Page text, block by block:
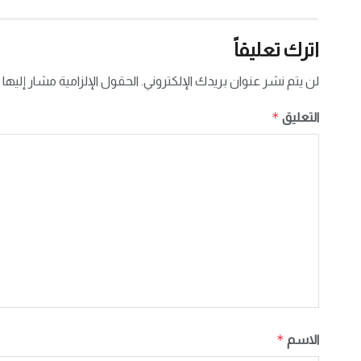
اترك تعليقاً
لن يتم نشر عنوان بريدك الإلكتروني. الحقول الإلزامية مشار إليها
التعليق *
الاسم *